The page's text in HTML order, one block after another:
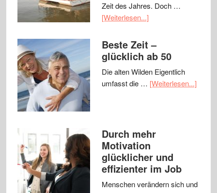
Zeit des Jahres. Doch …
[Weiterlesen...]
Beste Zeit –
glücklich ab 50
Die alten Wilden Eigentlich
umfasst die … [Weiterlesen...]
Durch mehr
Motivation
glücklicher und
effizienter im Job
Menschen verändern sich und